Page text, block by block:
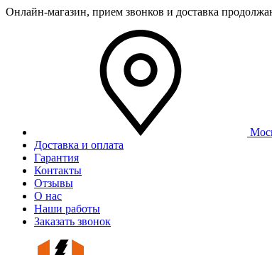
Онлайн-магазин, прием звонков и доставка
Доставка и оплата
Гарантия
Контакты
Отзывы
О нас
Наши работы
Заказать звонок